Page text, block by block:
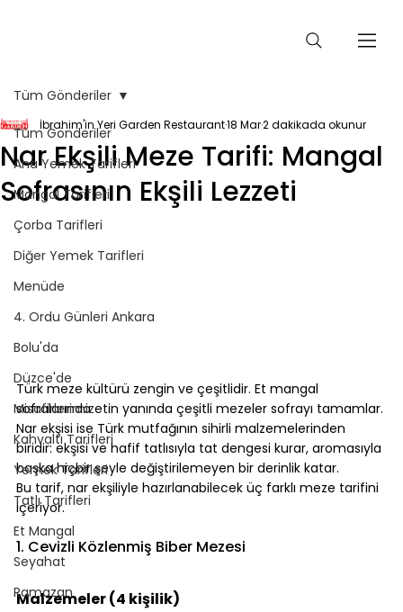
Tüm Gönderiler
Ana Yemek Tarifleri
Mangal Tarifleri
Çorba Tarifleri
Diğer Yemek Tarifleri
Menüde
4. Ordu Günleri Ankara
Bolu'da
Düzce'de
Misafirlerimiz
Kahvaltı Tarifleri
Yemek Tarifleri
Tatlı Tarifleri
Et Mangal
Seyahat
Ramazan
Tüm Gönderiler
Nar Ekşili Meze Tarifi: Mangal
Sofrasının Ekşili Lezzeti
İbrahim'in Yeri Garden Restaurant18 Mar2 dakikada okunur
Türk meze kültürü zengin ve çeşitlidir. Et mangal
sofralarında etin yanında çeşitli mezeler sofrayı tamamlar.
Nar ekşisi ise Türk mutfağının sihirli malzemelerinden
biridir: ekşisi ve hafif tatlısıyla tat dengesi kurar, aromasıyla
başka hiçbir şeyle değiştirilemeyen bir derinlik katar.
Bu tarif, nar ekşiliyle hazırlanabilecek üç farklı meze tarifini
içeriyor.
⠀
1. Cevizli Közlenmiş Biber Mezesi
Malzemeler (4 kişilik)